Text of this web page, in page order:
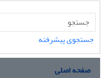
جستجوی پیشرفته
صفحه اصلی